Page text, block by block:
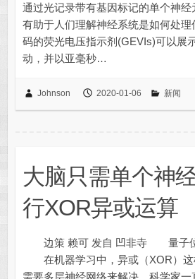
通过光记录带有基因标记的单个神
有助于人们理解神经系统是如何
码的荧光电压指示剂(GEVIs)可以展
动，并以亚毫秒…
Johnson 2020-01-06 新闻
大脑只需单个神
行XOR异或运算
边策 赖可 发自 凹非寺 量子位
在机器学习中，异或（XOR）这